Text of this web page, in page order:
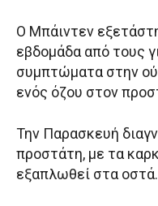
Ο Μπάιντεν
εβδομάδα από τους
συμπτώματα στην
ενός όζου στον
Την Παρασκευή
προστάτη, με τα
εξαπλωθεί στα οστά.